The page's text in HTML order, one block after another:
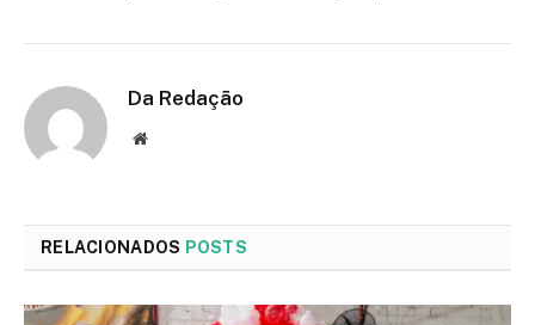
Da Redação
Site
RELACIONADOS POSTS